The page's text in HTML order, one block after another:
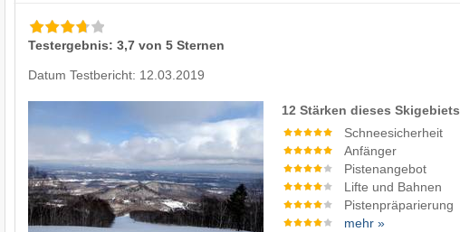
Testergebnis: 3,7 von 5 Sternen
Datum Testbericht: 12.03.2019
12 Stärken dieses Skigebiets
Schneesicherheit
Anfänger
Pistenangebot
Lifte und Bahnen
Pistenpräparierung
mehr »